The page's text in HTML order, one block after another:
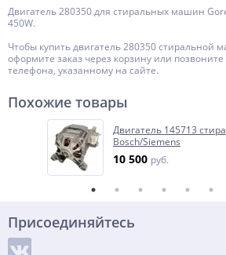
Двигатель 280350 для стиральных машин
450W.
Чтобы купить двигатель 280350 стиральной
оформите заказ через корзину или
телефона, указанному на сайте.
Похожие товары
Двигатель 145713
Bosch/Siemens
10 500 руб.
Присоединяйтесь